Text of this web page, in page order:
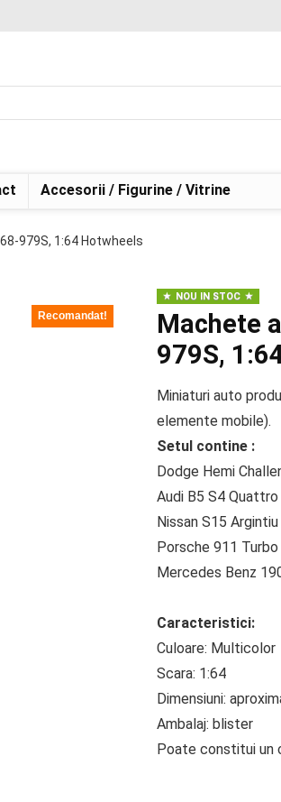
Accesorii / Figurine / Vitrine
979S, 1:64 Hotwheels
Recomandat!
NOU IN STOC
Machete
979S,
Miniaturi auto
elemente mobile).
Setul contine :
Dodge Hemi
Audi B5 S4
Nissan S15
Porsche 911
Mercedes Benz
Caracteristici:
Culoare: Multicolor
Scara: 1:64
Dimensiuni:
Ambalaj: blister
Poate constitui un